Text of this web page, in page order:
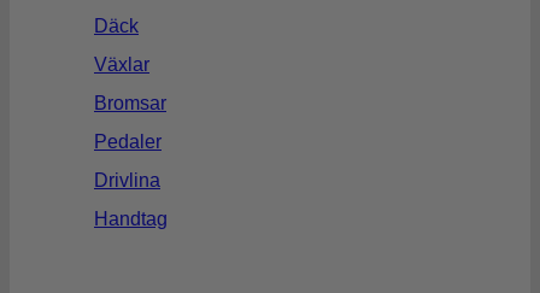
Däck
Växlar
Bromsar
Pedaler
Drivlina
Handtag